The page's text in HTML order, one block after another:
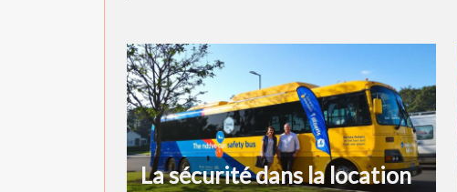
La sécurité dans la location